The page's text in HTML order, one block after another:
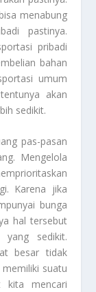
menabung
pastinya.
pribadi
bahan
umum
akan
sedikit.
pas-pasan
Mengelola
Karena jika
bunga
hal tersebut
yang sedikit.
besar tidak
suatu
kita mencari